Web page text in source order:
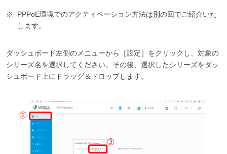
PPPoE環境でのアクティベーション方法は別の回でご紹介いた
します。
ダッシュボード左側のメニューから［設定］をクリックし、対象の
シリーズ名を選択してください。その後、選択したシリーズをダッ
シュボード上にドラッグ＆ドロップします。